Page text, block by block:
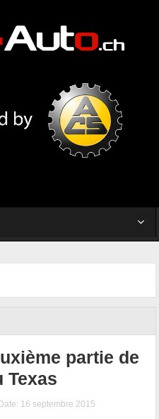
partie de
Texas
16 septembre 2015